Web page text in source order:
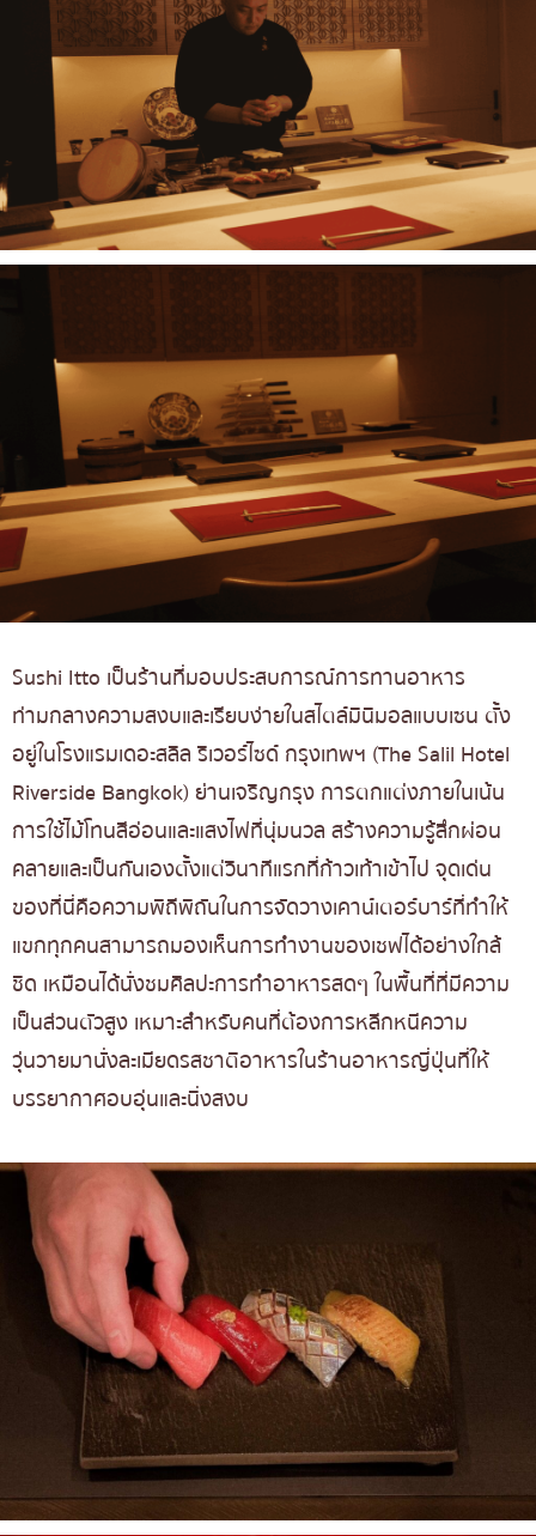
Sushi Itto เป็นร้านที่มอบประสบการณ์การทานอาหาร
ท่ามกลางความสงบและเรียบง่ายในสไตล์มินิมอลแบบเซน ตั้ง
อยู่ในโรงแรมเดอะสลิล ริเวอร์ไซด์ กรุงเทพฯ (The Salil Hotel
Riverside Bangkok) ย่านเจริญกรุง การตกแต่งภายในเน้น
การใช้ไม้โทนสีอ่อนและแสงไฟที่นุ่มนวล สร้างความรู้สึกผ่อน
คลายและเป็นกันเองตั้งแต่วินาทีแรกที่ก้าวเท้าเข้าไป จุดเด่น
ของที่นี่คือความพิถีพิถันในการจัดวางเคาน์เตอร์บาร์ที่ทำให้
แขกทุกคนสามารถมองเห็นการทำงานของเชฟได้อย่างใกล้
ชิด เหมือนได้นั่งชมศิลปะการทำอาหารสดๆ ในพื้นที่ที่มีความ
เป็นส่วนตัวสูง เหมาะสำหรับคนที่ต้องการหลีกหนีความ
วุ่นวายมานั่งละเมียดรสชาติอาหารในร้านอาหารญี่ปุ่นที่ให้
บรรยากาศอบอุ่นและนิ่งสงบ